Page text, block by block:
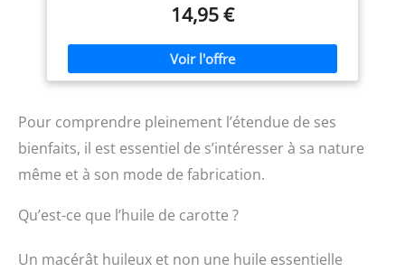
bénéfique pour les personnes souffrant d'acné
de bronzant naturel. Si vous n'avez pas la peau très
claire, vous pouvez l'utiliser pour capter davantage les
rayons du soleil et obtenir la couleur brune que vous
recherchez. Toujours avec précaution et en évitant les
carotte aide à éliminer les ravages causés par la
chaleur, le sel, le vent ou le froid sur les cheveux, leur
redonnant brillance et volume
100% NATUREL,
VEGAN ET PRESSÉ À FROID - Bouteille en verre - Mis en
bouteille en Espagne avec des ingrédients de haute
additifs toxiques pour la peau
100% SATISFACTION
meilleures du marché, mais si pour une raison
14,95 €
Pour comprendre pleinement l’étendue de ses
bienfaits, il est essentiel de s’intéresser à sa nature
même et à son mode de fabrication.
Qu’est-ce que l’huile de carotte ?
Un macérât huileux et non une huile essentielle